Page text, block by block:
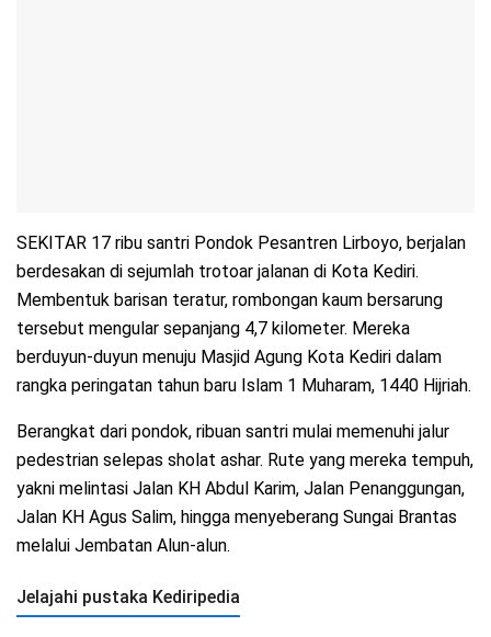
SEKITAR 17 ribu santri Pondok Pesantren Lirboyo, berjalan
berdesakan di sejumlah trotoar jalanan di Kota Kediri.
Membentuk barisan teratur, rombongan kaum bersarung
tersebut mengular sepanjang 4,7 kilometer. Mereka
berduyun-duyun menuju Masjid Agung Kota Kediri dalam
rangka peringatan tahun baru Islam 1 Muharam, 1440 Hijriah.
Berangkat dari pondok, ribuan santri mulai memenuhi jalur
pedestrian selepas sholat ashar. Rute yang mereka tempuh,
yakni melintasi Jalan KH Abdul Karim, Jalan Penanggungan,
Jalan KH Agus Salim, hingga menyeberang Sungai Brantas
melalui Jembatan Alun-alun.
Jelajahi pustaka Kediripedia